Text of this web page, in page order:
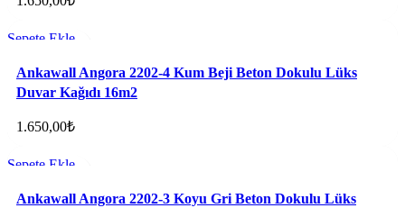
Sepete Ekle
Ankawall Angora 2202-4 Kum Beji Beton Dokulu Lüks
Duvar Kağıdı 16m2
1.650,00₺
Sepete Ekle
Ankawall Angora 2202-3 Koyu Gri Beton Dokulu Lüks